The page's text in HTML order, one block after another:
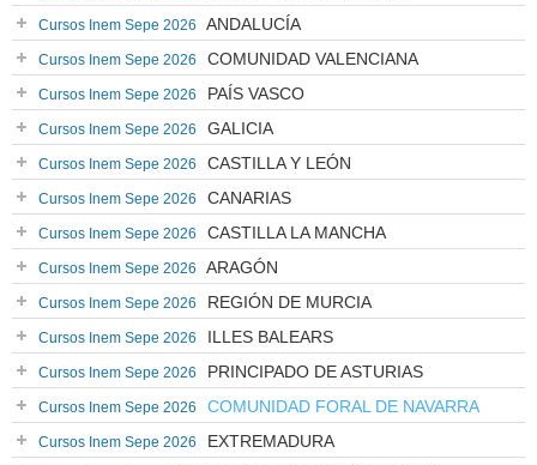
Cursos Inem Sepe 2026 ANDALUCÍA
Cursos Inem Sepe 2026 COMUNIDAD VALENCIANA
Cursos Inem Sepe 2026 PAÍS VASCO
Cursos Inem Sepe 2026 GALICIA
Cursos Inem Sepe 2026 CASTILLA Y LEÓN
Cursos Inem Sepe 2026 CANARIAS
Cursos Inem Sepe 2026 CASTILLA LA MANCHA
Cursos Inem Sepe 2026 ARAGÓN
Cursos Inem Sepe 2026 REGIÓN DE MURCIA
Cursos Inem Sepe 2026 ILLES BALEARS
Cursos Inem Sepe 2026 PRINCIPADO DE ASTURIAS
Cursos Inem Sepe 2026 COMUNIDAD FORAL DE NAVARRA
Cursos Inem Sepe 2026 EXTREMADURA